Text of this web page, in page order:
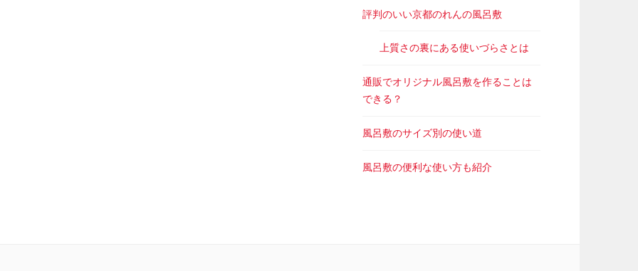
評判のいい京都のれんの風呂敷
上質さの裏にある使いづらさとは
通販でオリジナル風呂敷を作ることは
できる？
風呂敷のサイズ別の使い道
風呂敷の便利な使い方も紹介